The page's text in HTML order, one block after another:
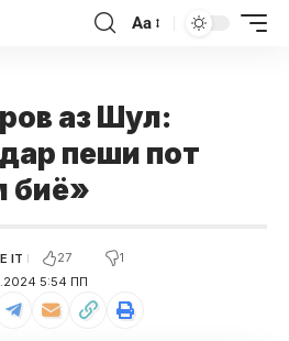
Aa
аз Шул:
пеши пот
биё»
5:54 ПП
27 1